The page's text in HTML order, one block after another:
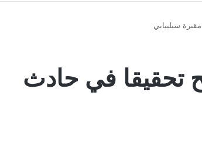
سيليبابي
تحقيقا في حادث